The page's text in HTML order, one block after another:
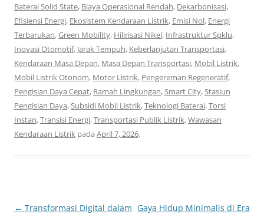
Baterai Solid State, Biaya Operasional Rendah, Dekarbonisasi,
Efisiensi Energi, Ekosistem Kendaraan Listrik, Emisi Nol, Energi
Terbarukan,Green Mobility, Hilirisasi Nikel, Infrastruktur Spklu,
Inovasi Otomotif, Jarak Tempuh, Keberlanjutan Transportasi,
Kendaraan Masa Depan, Masa Depan Transportasi, Mobil Listrik,
Mobil Listrik Otonom, Motor Listrik, Pengereman Regeneratif,
Pengisian Daya Cepat, Ramah Lingkungan,Smart City,Stasiun
Pengisian Daya,Subsidi Mobil Listrik,Teknologi Baterai,Torsi
Instan,Transisi Energi,Transportasi Publik Listrik,Wawasan
Kendaraan Listrik pada April 7, 2026.
Navigasi
← Transformasi Digital dalam Gaya Hidup Minimalis di Era